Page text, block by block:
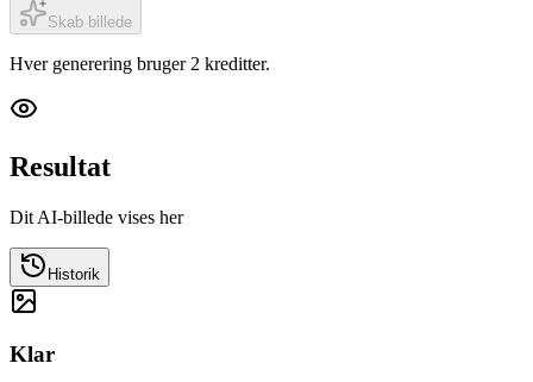
Skab billede
Hver generering bruger 2 kreditter.
Resultat
Dit AI-billede vises her
Historik
Klar